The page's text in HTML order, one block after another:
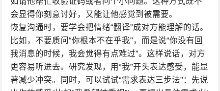
会显得你刻意讨好，又能让他感觉到被需要。
恢复沟通时，要学会把情绪“翻译”成对方能理解的话。
比如，不要质问“你根本不在乎我”，而是说“你没有回
我消息的时候，我会觉得有点难过”。这样说话，对方
更容易听进去。研究发现，用“我”开头表达感受，能显
著减少冲突。同时，可以试试“需求表达三步法”：先说